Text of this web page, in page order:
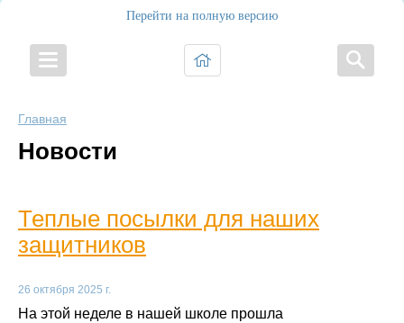
Перейти на полную версию
Главная
Новости
Теплые посылки для наших
защитников
26 октября 2025 г.
На этой неделе в нашей школе прошла